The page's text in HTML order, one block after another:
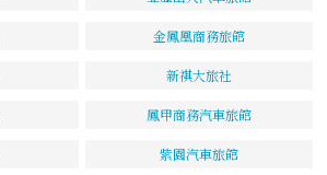
金鳳凰商務旅館
新祺大旅社
鳳甲商務汽車旅館
紫園汽車旅館